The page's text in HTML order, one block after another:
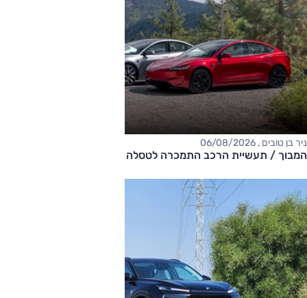
ניר בן טובים , 06/08/2026
המבוך / תעשיית הרכב התמכרה לטסלה ואיבדה את המקוריות